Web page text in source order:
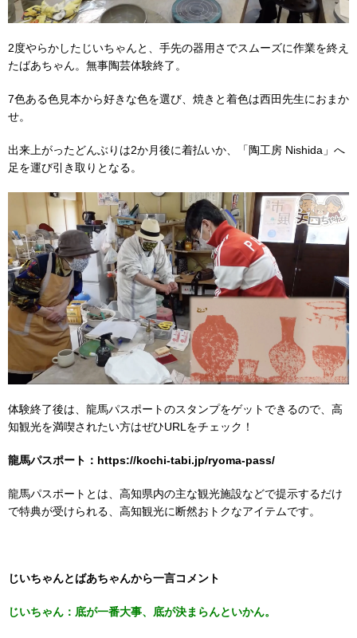
2度やらかしたじいちゃんと、手先の器用さでスムーズに作業を終え
たばあちゃん。無事陶芸体験終了。
7色ある色見本から好きな色を選び、焼きと着色は西田先生におまか
せ。
出来上がったどんぶりは2か月後に着払いか、「陶工房 Nishida」へ
足を運び引き取りとなる。
体験終了後は、龍馬パスポートのスタンプをゲットできるので、高
知観光を満喫されたい方はぜひURLをチェック！
龍馬パスポート：https://kochi-tabi.jp/ryoma-pass/
龍馬パスポートとは、高知県内の主な観光施設などで提示するだけ
で特典が受けられる、高知観光に断然おトクなアイテムです。
じいちゃんとばあちゃんから一言コメント
じいちゃん：底が一番大事、底が決まらんといかん。